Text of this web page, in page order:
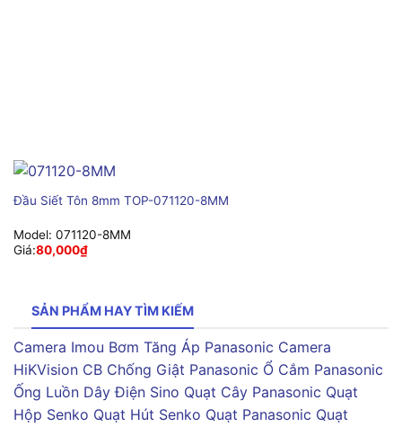
Đầu Siết Tôn 8mm TOP-071120-8MM
Model: 071120-8MM
Giá:80,000₫
SẢN PHẨM HAY TÌM KIẾM
Camera Imou Bơm Tăng Áp Panasonic Camera
HiKVision CB Chống Giật Panasonic Ổ Cắm Panasonic
Ống Luồn Dây Điện Sino Quạt Cây Panasonic Quạt
Hộp Senko Quạt Hút Senko Quạt Panasonic Quạt